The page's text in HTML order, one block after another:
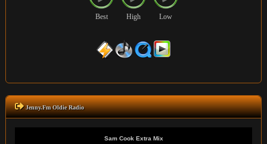
Best High Low
Jenny.Fm Oldie Radio